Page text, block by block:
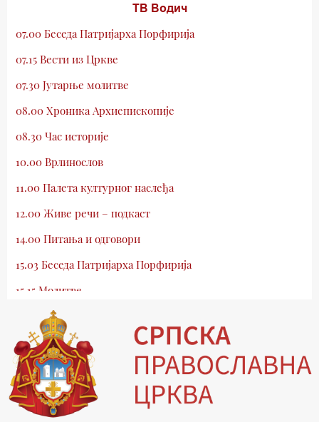
ТВ Водич
07.00 Беседа Патријарха Порфирија
07.15 Вести из Цркве
07.30 Јутарње молитве
08.00 Хроника Архиепископије
08.30 Час историје
10.00 Врлинослов
11.00 Палета културног наслеђа
12.00 Живе речи – подкаст
14.00 Питања и одговори
15.03 Беседа Патријарха Порфирија
15.15 Молитве
15.30 Млади у Цркви
16.03 Српски јерарси
16.30 Хроника Архиепископије
17.03 Фолклор магазин
17.30 Тврђаве Дунава